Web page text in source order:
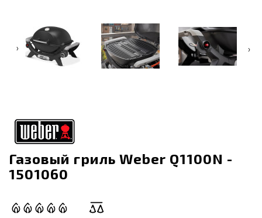
‹ ›
Газовый гриль Weber Q1100N -
1501060